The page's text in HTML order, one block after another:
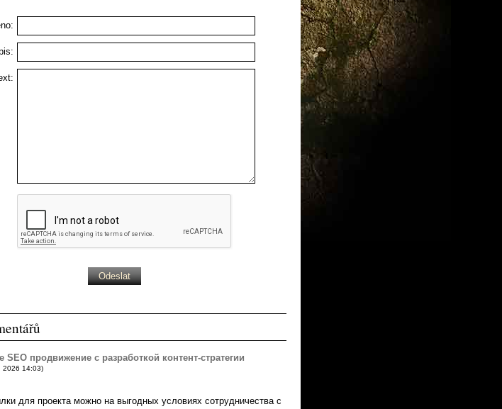
SEO продвижение с разработкой контент-стратегии
2026 14:03)
для проекта можно на выгодных условиях сотрудничества с